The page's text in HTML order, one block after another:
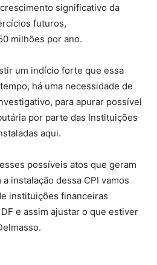
significativo da
futuros,
milhões por ano.
um indício forte que essa
há uma necessidade de
para apurar possível
por parte das Instituições
aqui.
possíveis atos que geram
instalação dessa CPI vamos
instituições financeiras
e assim ajustar o que estiver